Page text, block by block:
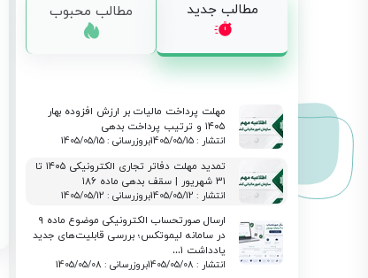
مطالب محبوب مطالب جدید
مهلت پرداخت مالیات بر ارزش افزوده بهار
۱۴۰۵ و ترتیب پرداخت بدهی
انتشار : 1405/05/15 بروزرسانی : 1405/05/15
تمدید مهلت دفاتر تجاری الکترونیکی ۱۴۰۵ تا
۳۱ شهریور | سقف بدهی ماده ۱۸۶
انتشار : 1405/05/12 بروزرسانی : 1405/05/12
ارسال صورتحساب الکترونیکی موضوع ماده ۹
در سامانه لیموتکس؛ بررسی قابلیت‌های جدید
یادداشت ۱…
انتشار : 1405/05/08 بروزرسانی : 1405/05/08